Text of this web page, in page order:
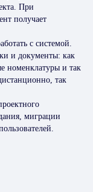
При
получает
с системой.
и документы: как
номенклатуры и так
так
миграции